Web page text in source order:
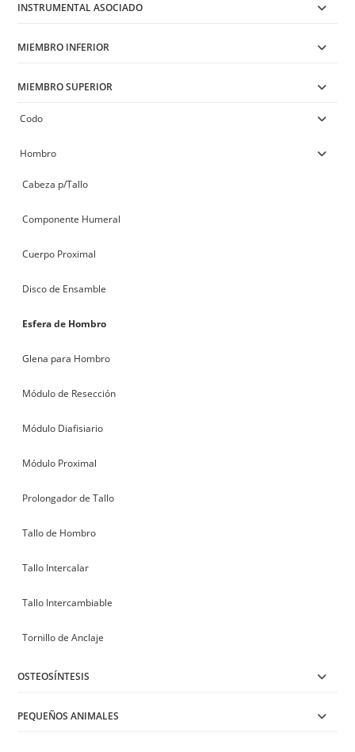
INSTRUMENTAL ASOCIADO
MIEMBRO INFERIOR
MIEMBRO SUPERIOR
Codo
Hombro
Cabeza p/Tallo
Componente Humeral
Cuerpo Proximal
Disco de Ensamble
Esfera de Hombro
Glena para Hombro
Módulo de Resección
Módulo Diafisiario
Módulo Proximal
Prolongador de Tallo
Tallo de Hombro
Tallo Intercalar
Tallo Intercambiable
Tornillo de Anclaje
OSTEOSÍNTESIS
PEQUEÑOS ANIMALES